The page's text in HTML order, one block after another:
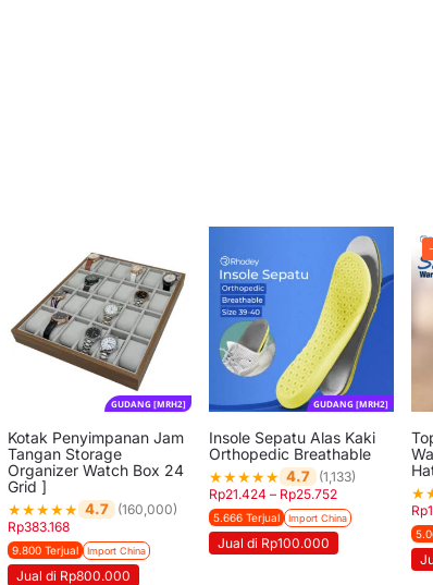
GUDANG [MRH2]
Kotak Penyimpanan Jam
Tangan Storage
Organizer Watch Box 24
Grid ]
★★★★★ 4.7
(160,000)
Rp383.168
9.800 Terjual Import China
Jual di Rp800.000
GUDANG [MRH2]
Insole Sepatu Alas Kaki
Orthopedic Breathable
★★★★★ 4.7 (1,133)
Rp21.424 – Rp25.752
5.666 Terjual Import China
Jual di Rp100.000
★
Rp